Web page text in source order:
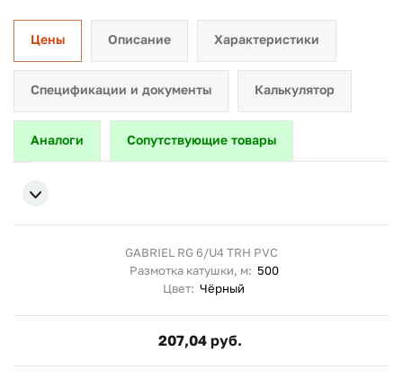
Цены Описание Характеристики
Спецификации и документы Калькулятор
Аналоги Сопутствующие товары
GABRIEL RG 6/U4 TRH PVC
Размотка катушки, м: 500
Цвет: Чёрный
207,04 руб.